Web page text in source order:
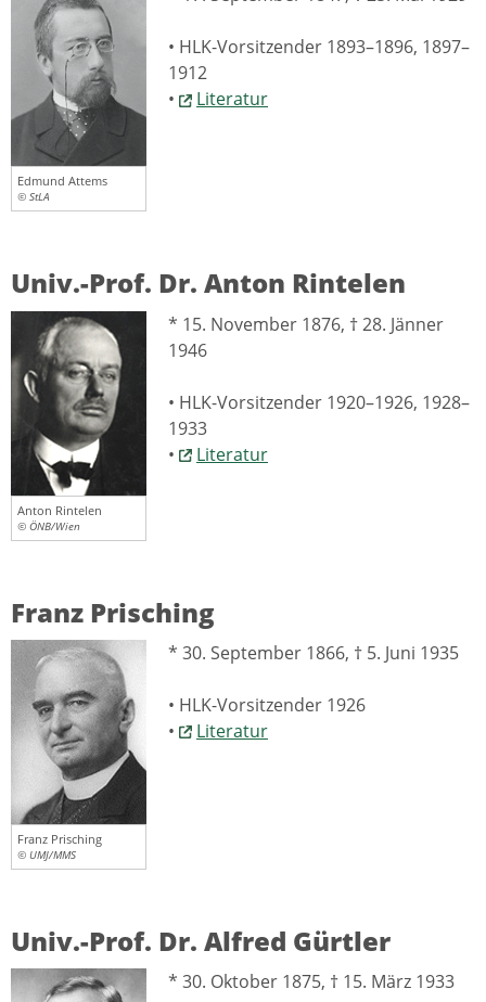
Edmund Attems
© StLA
• HLK-Vorsitzender 1893–1896, 1897–
1912
•
Literatur
Univ.-Prof. Dr. Anton Rintelen
Anton Rintelen
© ÖNB/Wien
* 15. November 1876, † 28. Jänner
1946
• HLK-Vorsitzender 1920–1926, 1928–
1933
•
Literatur
Franz Prisching
Franz Prisching
© UMJ/MMS
* 30. September 1866, † 5. Juni 1935
• HLK-Vorsitzender 1926
•
Literatur
Univ.-Prof. Dr. Alfred Gürtler
* 30. Oktober 1875, † 15. März 1933